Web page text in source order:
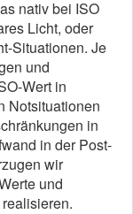
nativ bei ISO
Licht, oder
Situationen. Je
und
Wert in
Notsituationen
in
in der Post-
wir
und